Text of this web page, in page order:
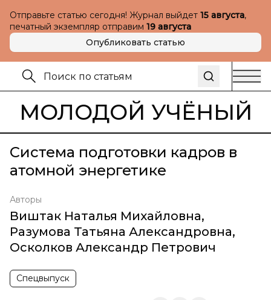
Отправьте статью сегодня! Журнал выйдет 15 августа,
печатный экземпляр отправим 19 августа
Опубликовать статью
МОЛОДОЙ УЧЁНЫЙ
Система подготовки кадров в
атомной энергетике
Авторы
Виштак Наталья Михайловна,
Разумова Татьяна Александровна,
Осколков Александр Петрович
Спецвыпуск